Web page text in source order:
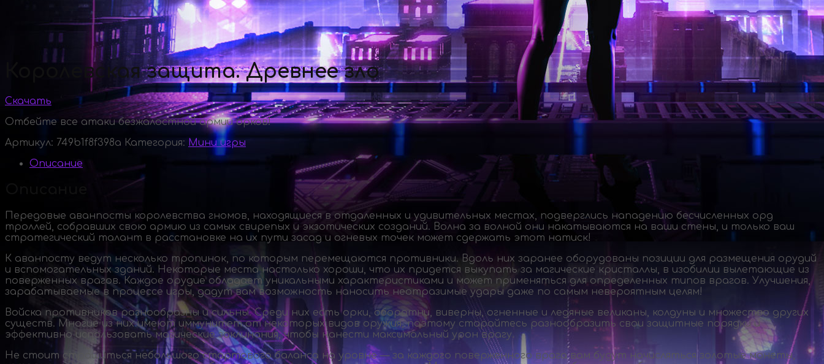
Королевская защита. Древнее зло
Скачать
Отбейте все атаки безжалостной армии орков!
Артикул: 749b1f8f398a Категория: Мини игры
Описание
Передовые аванпосты королевства гномов, находящиеся в отдаленных и удивительных местах, подверглись нападению бесчисленных орд
троллей, собравших свою армию из самых свирепых и экзотических созданий. Волна за волной они накатываются на ваши стены, и только ваш
стратегический талант в расстановке на их пути засад и огневых точек может сдержать этот натиск!
К аванпосту ведут несколько тропинок, по которым перемещаются противники. Вдоль них заранее оборудованы позиции для размещения орудий
и вспомогательных зданий. Некоторые места настолько хороши, что их придется выкупать за магические кристаллы, в изобилии вылетающие из
поверженных врагов. Каждое орудие обладает уникальными характеристиками и может применяться для определенных типов врагов. Улучшения,
зарабатываемые в процессе игры, дадут вам возможность наносить неотразимые удары даже по самым невероятным целям!
Войска противников разнообразны и сильны. Среди них есть орки, оборотни, виверны, огненные и ледяные великаны, колдуны и множество других
существ. Многие из них имеют иммунитет от некоторых видов оружия, поэтому старайтесь разнообразить свои защитные порядки и
эффективно использовать магические заклинания, чтобы нанести максимальный урон врагу.
Не стоит страшиться небольшого стартового баланса на уровне — за каждого поверженного врага вам будут начисляться золотые монеты,